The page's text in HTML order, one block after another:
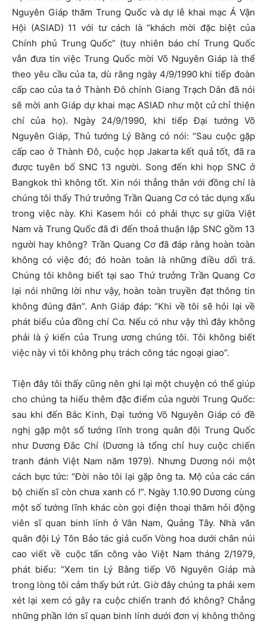
Nguyên Giáp thăm Trung Quốc và dự lễ khai mạc Á Vận
Hội (ASIAD) 11 với tư cách là “khách mời đặc biệt của
Chính phủ Trung Quốc” (tuy nhiên báo chí Trung Quốc
vẫn đưa tin việc Trung Quốc mời Võ Nguyên Giáp là thể
theo yêu cầu của ta, dù rằng ngày 4/9/1990 khi tiếp đoàn
cấp cao của ta ở Thành Đô chính Giang Trạch Dân đã nói
sẽ mời anh Giáp dự khai mạc ASIAD như một cử chỉ thiện
chí của họ). Ngày 24/9/1990, khi tiếp Đại tướng Võ
Nguyên Giáp, Thủ tướng Lý Bằng có nói: “Sau cuộc gặp
cấp cao ở Thành Đô, cuộc họp Jakarta kết quả tốt, đã ra
được tuyên bố SNC 13 người. Song đến khi họp SNC ở
Bangkok thì không tốt. Xin nói thẳng thắn với đồng chí là
chúng tôi thấy Thứ trưởng Trần Quang Cơ có tác dụng xấu
trong việc này. Khi Kasem hỏi có phải thực sự giữa Việt
Nam và Trung Quốc đã đi đến thoả thuận lập SNC gồm 13
người hay không? Trần Quang Cơ đã đáp rằng hoàn toàn
không có việc đó; đó hoàn toàn là những điều dối trá.
Chúng tôi không biết tại sao Thứ trưởng Trần Quang Cơ
lại nói những lời như vậy, hoàn toàn truyền đạt thông tin
không đúng đắn”. Anh Giáp đáp: “Khi về tôi sẽ hỏi lại về
phát biểu của đồng chí Cơ. Nếu có như vậy thì đây không
phải là ý kiến của Trung ương chúng tôi. Tôi không biết
việc này vì tôi không phụ trách công tác ngoại giao”.
Tiện đây tôi thấy cũng nên ghi lại một chuyện có thể giúp
cho chúng ta hiểu thêm đặc điểm của người Trung Quốc:
sau khi đến Bắc Kinh, Đại tướng Võ Nguyên Giáp có đề
nghị gặp một số tướng lĩnh trong quân đội Trung Quốc
như Dương Đắc Chí (Dương là tổng chỉ huy cuộc chiến
tranh đánh Việt Nam năm 1979). Nhưng Dương nói một
cách bực tức: “Đời nào tôi lại gặp ông ta. Mộ của các cán
bộ chiến sĩ còn chưa xanh cỏ !”. Ngày 1.10.90 Dương cùng
một số tướng lĩnh khác còn gọi điện thoại thăm hỏi động
viên sĩ quan binh lính ở Vân Nam, Quảng Tây. Nhà văn
quân đội Lý Tôn Bảo tác giả cuốn Vòng hoa dưới chân núi
cao viết về cuộc tấn công vào Việt Nam tháng 2/1979,
phát biểu: “Xem tin Lý Bằng tiếp Võ Nguyên Giáp mà
trong lòng tôi cảm thấy bứt rứt. Giờ đây chúng ta phải xem
xét lại xem có gây ra cuộc chiến tranh đó không? Chẳng
những phần lớn sĩ quan binh lính dưới đơn vị không thông